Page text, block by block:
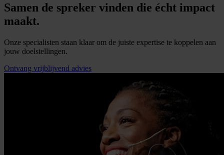
Samen de spreker vinden die écht impact
maakt.
Onze specialisten staan klaar om de juiste expertise te koppelen aan
jouw doelstellingen.
Ontvang vrijblijvend advies